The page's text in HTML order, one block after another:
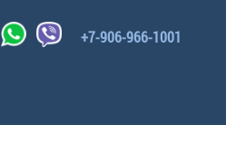
+7-906-966-1001